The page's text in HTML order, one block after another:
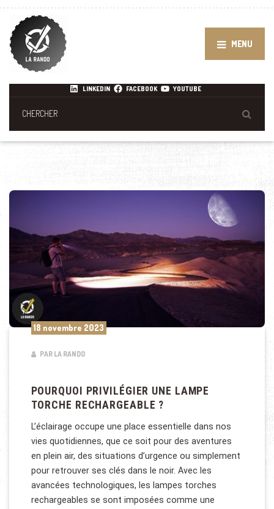
MENU
LINKEDIN FACEBOOK YOUTUBE
18 novembre 2023
PAR LA RANDO
POURQUOI PRIVILÉGIER UNE LAMPE
TORCHE RECHARGEABLE ?
L’éclairage occupe une place essentielle dans nos
vies quotidiennes, que ce soit pour des aventures
en plein air, des situations d’urgence ou simplement
pour retrouver ses clés dans le noir. Avec les
avancées technologiques, les lampes torches
rechargeables se sont imposées comme une